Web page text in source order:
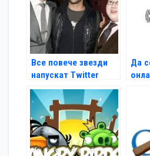
Все повече звезди
напускат Twitter
Да